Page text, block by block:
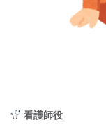
看護師役